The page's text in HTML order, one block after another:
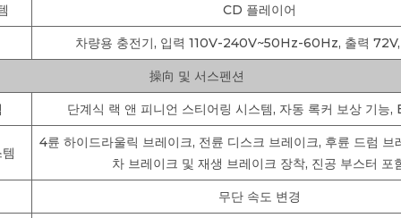
CD 플레이어
차량용 충전기, 입력 110V-240V~50Hz-60Hz, 출력
操向 및 서스펜션
단계식 랙 앤 피니언 스티어링 시스템, 자동 록커 보상 기능,
4륜 하이드라울릭 브레이크, 전륜 디스크 브레이크, 후륜 드럼 브
차 브레이크 및 재생 브레이크 장착, 진공 부스터 포
무단 속도 변경